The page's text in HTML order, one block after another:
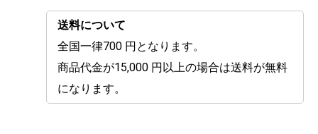
送料について
全国一律700 円となります。
商品代金が15,000 円以上の場合は送料が無料
になります。